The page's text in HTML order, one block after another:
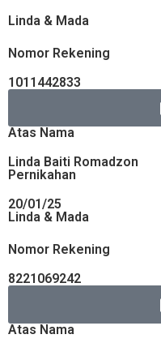
Linda & Mada
Nomor Rekening
1011442833
Atas Nama
Linda Baiti Romadzon
Pernikahan
20/01/25
Linda & Mada
Nomor Rekening
8221069242
Atas Nama